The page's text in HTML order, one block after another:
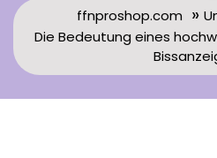
ffnproshop.com »
Die Bedeutung eines